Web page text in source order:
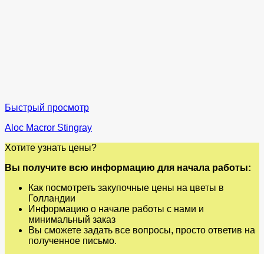
Быстрый просмотр
Aloc Macror Stingray
Хотите узнать цены?
Вы получите всю информацию для начала работы:
Как посмотреть закупочные цены на цветы в
Голландии
Информацию о начале работы с нами и
минимальный заказ
Вы сможете задать все вопросы, просто ответив на
полученное письмо.